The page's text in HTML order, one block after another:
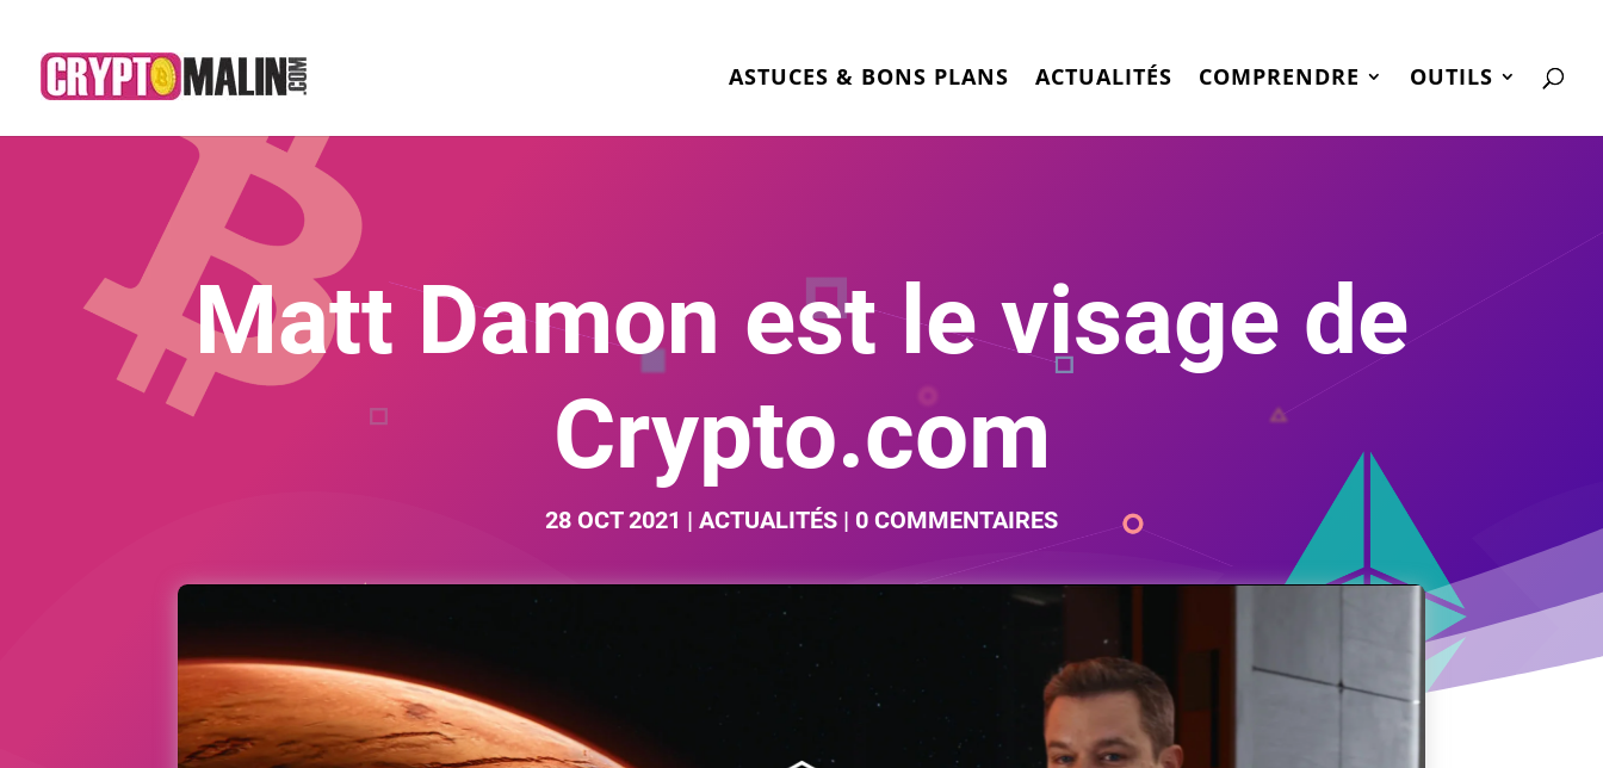
ASTUCES & BONS PLANS ACTUALITÉS COMPRENDRE OUTILS
Matt Damon est le visage de
Crypto.com
28 OCT 2021 | ACTUALITÉS | 0 COMMENTAIRES